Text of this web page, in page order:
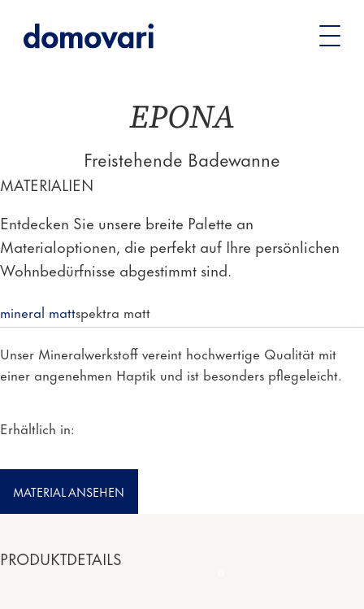
befinden
Badewannen Freistehende Badewannen
EPONA –
Freistehende Badewanne
EPONA
Freistehende Badewanne
MATERIALIEN
Entdecken Sie unsere breite Palette an
Materialoptionen, die perfekt auf Ihre persönlichen
Wohnbedürfnisse abgestimmt sind.
mineral mattspektra matt
Unser Mineralwerkstoff vereint hochwertige Qualität mit
einer angenehmen Haptik und ist besonders pflegeleicht.
Erhältlich in:
MATERIAL ANSEHEN
PRODUKTDETAILS